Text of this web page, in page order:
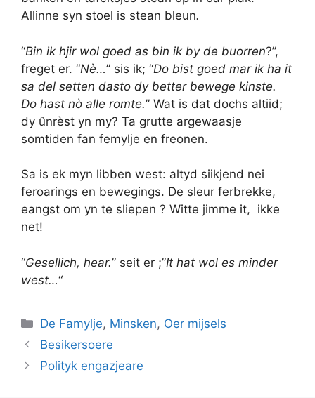
Allinne syn stoel is stean bleun.
“Bin ik hjir wol goed as bin ik by de buorren?”,
freget er. “Nè…” sis ik; “Do bist goed mar ik ha it
sa del setten dasto dy better bewege kinste.
Do hast nò alle romte.” Wat is dat dochs altiid;
dy ûnrèst yn my? Ta grutte argewaasje
somtiden fan femylje en freonen.
Sa is ek myn libben west: altyd siikjend nei
feroarings en bewegings. De sleur ferbrekke,
eangst om yn te sliepen ? Witte jimme it, ikke
net!
“Gesellich, hear.” seit er ;”It hat wol es minder
west…“
Categories
De Famylje, Minsken, Oer mijsels
Besikersoere
Polityk engazjeare